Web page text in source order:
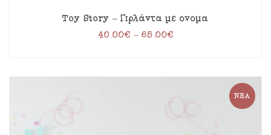
Toy Story – Γιρλάντα με όνομα
40.00€ – 65.00€
ΝΈΑ